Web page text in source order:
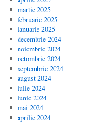
martie 2025
februarie 2025
ianuarie 2025
decembrie 2024
noiembrie 2024
octombrie 2024
septembrie 2024
august 2024
iulie 2024
iunie 2024
mai 2024
aprilie 2024